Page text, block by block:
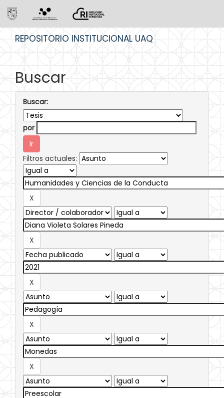
REPOSITORIO INSTITUCIONAL UAQ
Buscar
Buscar:
por
Filtros actuales: